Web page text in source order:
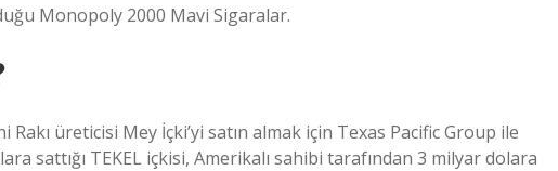
Monopoly 2000 Mavi Sigaralar.
üreticisi Mey İçki’yi satın almak için Texas Pacific Group ile
sattığı TEKEL içkisi, Amerikalı sahibi tarafından 3 milyar dolara